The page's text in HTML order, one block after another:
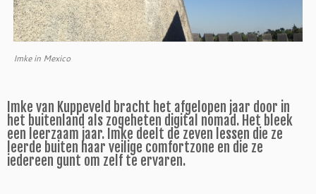
Imke in Mexico
Imke van Kuppeveld bracht het afgelopen jaar door in
het buitenland als zogeheten digital nomad. Het bleek
een leerzaam jaar. Imke deelt de zeven lessen die ze
leerde buiten haar veilige comfortzone en die ze
iedereen gunt om zelf te ervaren.